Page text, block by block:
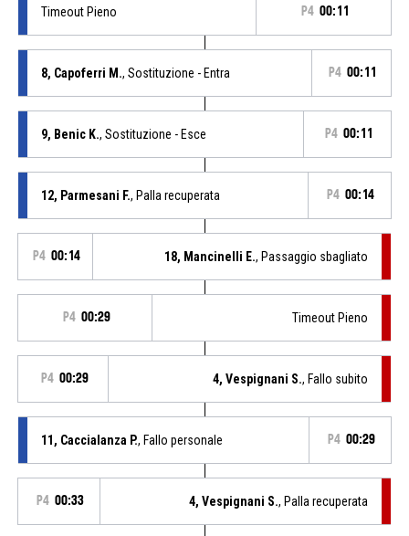
Timeout Pieno P4 00:11
8, Capoferri M., Sostituzione - Entra P4 00:11
9, Benic K., Sostituzione - Esce P4 00:11
12, Parmesani F., Palla recuperata P4 00:14
P4 00:14 18, Mancinelli E., Passaggio sbagliato
P4 00:29 Timeout Pieno
P4 00:29 4, Vespignani S., Fallo subito
11, Caccialanza P., Fallo personale P4 00:29
P4 00:33 4, Vespignani S., Palla recuperata